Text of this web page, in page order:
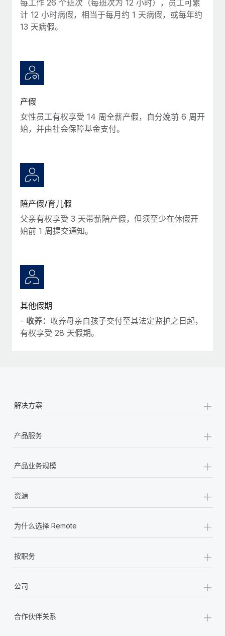
了解更多
每工作 26 个班次（每班次为 12 小时），员工可累
计 12 小时病假，相当于每月约 1 天病假，或每年约
13 天病假。
产假
女性员工有权享受 14 周全薪产假，自分娩前 6 周开
始，并由社会保障基金支付。
陪产假/育儿假
父亲有权享受 3 天带薪陪产假，但须至少在休假开
始前 1 周提交通知。
其他假期
- 收养： 收养母亲自孩子交付至其法定监护之日起，
有权享受 28 天假期。
解决方案 +
产品服务 +
产品业务规模 +
资源 +
为什么选择 Remote +
按职务 +
公司 +
合作伙伴关系 +